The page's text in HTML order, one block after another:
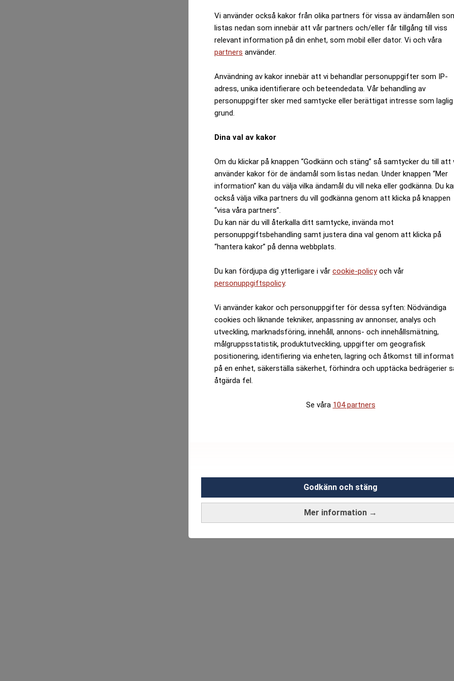
Vi använder också kakor från olika partners för vissa av ändamålen
listas nedan som innebär att vår partners och/eller får tillgång till viss
relevant information på din enhet, som mobil eller dator. Vi och våra
partners använder.
Användning av kakor innebär att vi behandlar personuppgifter som IP-
adress, unika identifierare och beteendedata. Vår behandling av
personuppgifter sker med samtycke eller berättigat intresse som laglig
grund.
Dina val av kakor
Om du klickar på knappen “Godkänn och stäng” så samtycker du till att
använder kakor för de ändamål som listas nedan. Under knappen “Mer
information” kan du välja vilka ändamål du vill neka eller godkänna. Du
också välja vilka partners du vill godkänna genom att klicka på knappen
“visa våra partners”.
Du kan när du vill återkalla ditt samtycke, invända mot
personuppgiftsbehandling samt justera dina val genom att klicka på
“hantera kakor” på denna webbplats.
Du kan fördjupa dig ytterligare i vår cookie-policyoch vår
personuppgiftspolicy.
Vi använder kakor och personuppgifter för dessa syften: Nödvändiga
cookies och liknande tekniker, anpassning av annonser, analys och
utveckling, marknadsföring, innehåll, annons- och innehållsmätning,
målgruppsstatistik, produktutveckling, uppgifter om geografisk
positionering, identifiering via enheten, lagring och åtkomst till
på en enhet, säkerställa säkerhet, förhindra och upptäcka bedrägerier
åtgärda fel.
Se våra 104 partners
Mer information →
Godkänn och stäng